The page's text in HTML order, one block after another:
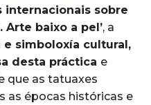
internacionais sobre
Arte baixo a pel’, a
e simboloxía cultural,
desta práctica e
que as tatuaxes
as épocas históricas e